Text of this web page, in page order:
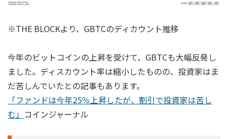
※THE BLOCKより、GBTCのディカウント推移
今年のビットコインの上昇を受けて、GBTCも大幅反発し
ました。ディスカウント率は縮小したものの、投資家はま
だ苦しんでいたとの記事もあります。
「ファンドは今年25％上昇したが、割引で投資家は苦し
む」 コインジャーナル